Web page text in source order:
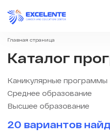
Главная страница
Каталог
Каникулярные программы
Среднее образование
Высшее образование
20 вариантов